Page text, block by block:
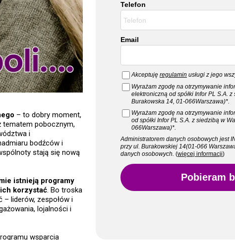
Telefon
Email
Akceptuję regulamin usługi z jego
Wyrażam zgodę na otrzymywanie
elektroniczną od spółki Infor PL S.A.
Burakowska 14, 01-066Warszawa)*.
Wyrażam zgodę na otrzymywanie
od spółki Infor PL S.A. z siedzibą w
066Warszawa)*.
Administratorem danych osobowych jest
przy ul. Burakowskiej 14(01-066
danych osobowych. (więcej informacji)
Pobieram
– to dobry moment,
tematem pobocznym,
i
bodźców i
stają się nową
istnieją programy
korzystać. Bo troska
liderów, zespołów i
lojalności i
wsparcia